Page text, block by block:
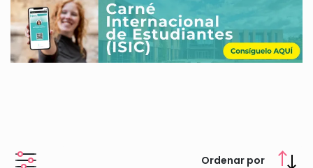
La Universidad de Buenos Aires además cuenta con un
programa de becas, ayudas y programas internacionales
dirigidos a sus estudiantes. Becas de estudio e investigación
para argentinos y argentinas.
Ordenar por